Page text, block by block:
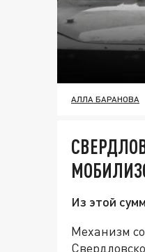
АЛЛА БАРАНОВА
Из этой
Механизм